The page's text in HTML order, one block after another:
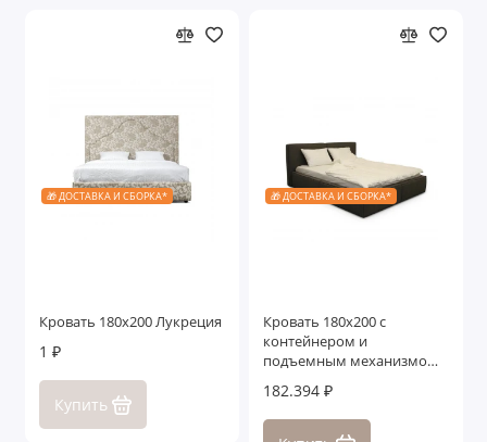
🎁 ДОСТАВКА И СБОРКА*
Кровать 180x200 Лукреция
1 ₽
Купить
🎁 ДОСТАВКА И СБОРКА*
Кровать 180x200 c
контейнером и
подъемным механизмом
182.394 ₽